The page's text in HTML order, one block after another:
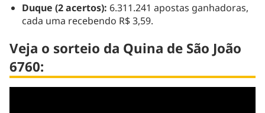
Duque (2 acertos): 6.311.241 apostas ganhadoras,
cada uma recebendo R$ 3,59.
Veja o sorteio da Quina de São João
6760: